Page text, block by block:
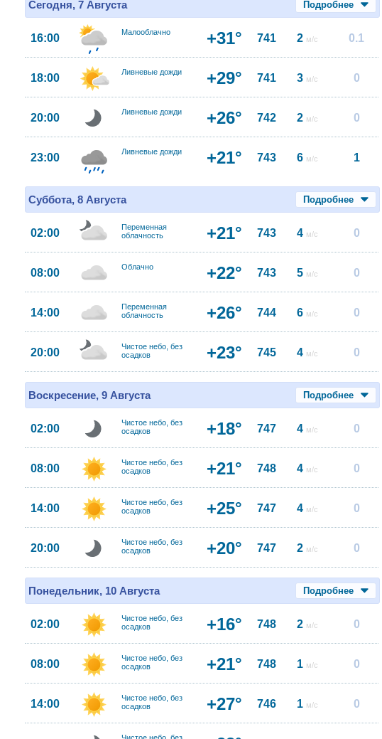
Сегодня, 7 Августа Подробнее
16:00 Малооблачно +31° 741 2 м/с 0.1
18:00 Ливневые дожди +29° 741 3 м/с 0
20:00 Ливневые дожди +26° 742 2 м/с 0
23:00 Ливневые дожди +21° 743 6 м/с 1
Суббота, 8 Августа Подробнее
02:00
Переменная
облачность
+21° 743 4 м/с 0
08:00 Облачно +22° 743 5 м/с 0
14:00
Переменная
облачность
+26° 744 6 м/с 0
20:00
Чистое небо, без
осадков
+23° 745 4 м/с 0
Воскресение, 9 Августа Подробнее
02:00
Чистое небо, без
осадков
+18° 747 4 м/с 0
08:00
Чистое небо, без
осадков
+21° 748 4 м/с 0
14:00
Чистое небо, без
осадков
+25° 747 4 м/с 0
20:00
Чистое небо, без
осадков
+20° 747 2 м/с 0
Понедельник, 10 Августа Подробнее
02:00
Чистое небо, без
осадков
+16° 748 2 м/с 0
08:00
Чистое небо, без
осадков
+21° 748 1 м/с 0
14:00
Чистое небо, без
осадков
+27° 746 1 м/с 0